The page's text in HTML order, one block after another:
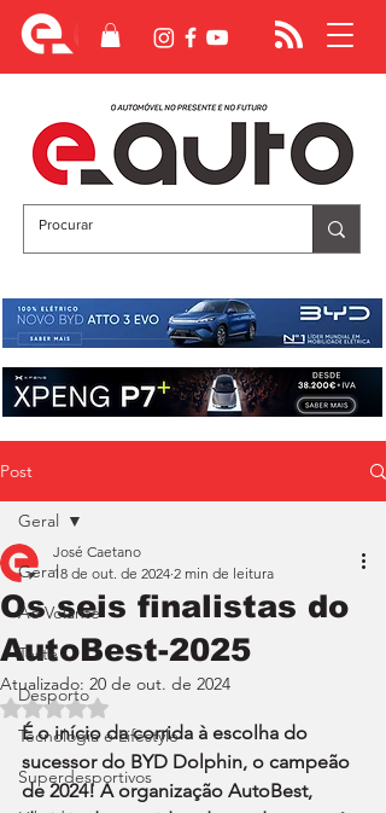
Post
Geral
Ao Volante
Teste
Desporto
Tecnologia e Lifestyle
Superdesportivos
Geral
Os seis finalistas do
AutoBest-2025
José Caetano
18 de out. de 2024 2 min de leitura
Atualizado: 20 de out. de 2024
Avaliado com NaN de 5 estrelas.
É o início da corrida à escolha do
sucessor do BYD Dolphin, o campeão
de 2024! A organização AutoBest,